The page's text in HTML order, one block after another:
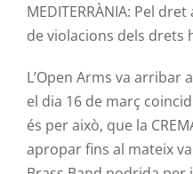
MEDITERRÀNIA: Pel
de violacions dels drets
L’Open Arms va arribar
el dia 16 de març
és per això, que la
apropar fins al mateix